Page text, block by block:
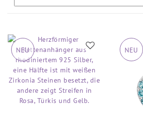
NEU NEU